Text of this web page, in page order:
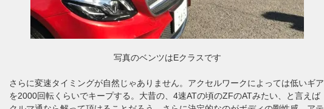
写真のベンツはEクラスです
さらに変速タイミングが自然じゃありません。アクセルワークによっては低いギア
を2000回転くらいでキープする。大昔の、4速ATの頃のZFのATみたい、と言えば